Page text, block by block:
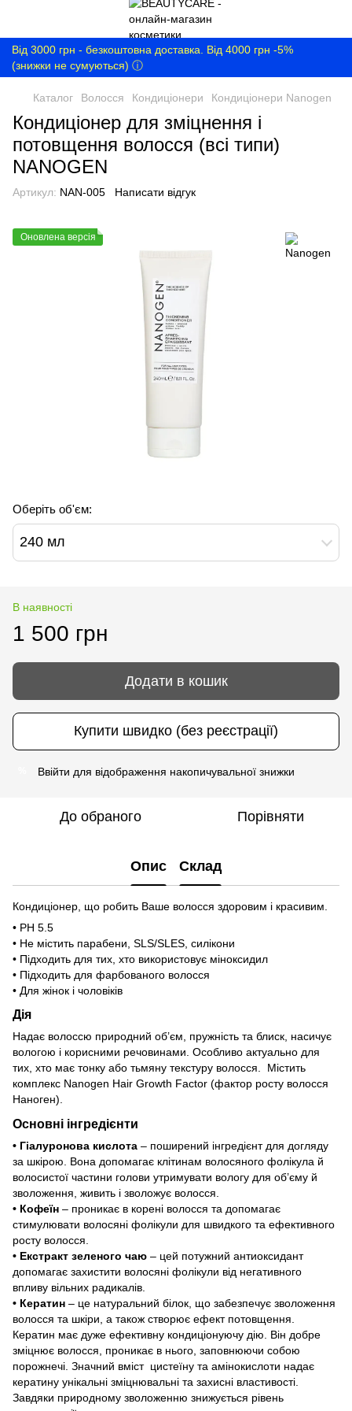
Від 3000 грн - безкоштовна доставка. Від 4000 грн -5%
(знижки не сумуються) ⓘ
Каталог Волосся Кондиціонери Кондиціонери Nanogen
Кондиціонер для зміцнення і
потовщення волосся (всі типи)
NANOGEN
Артикул: NAN-005 Написати відгук
Оновлена версія
Оберіть об'єм:
240 мл
В наявності
1 500 грн
Додати в кошик
Купити швидко (без реєстрації)
Ввійти для відображення накопичувальної знижки
До обраного Порівняти
Опис Склад
Кондиціонер, що робить Ваше волосся здоровим і красивим.
• PH 5.5
• Не містить парабени, SLS/SLES, силікони
• Підходить для тих, хто використовує міноксидил
• Підходить для фарбованого волосся
• Для жінок і чоловіків
Дія
Надає волоссю природний об’єм, пружність та блиск, насичує
вологою і корисними речовинами. Особливо актуально для
тих, хто має тонку або тьмяну текстуру волосся. Містить
комплекс Nanogen Hair Growth Factor (фактор росту волосся
Наноген).
Основні інгредієнти
• Гіалуронова кислота – поширений інгредієнт для догляду
за шкірою. Вона допомагає клітинам волосяного фолікула й
волосистої частини голови утримувати вологу для об’єму й
зволоження, живить і зволожує волосся.
• Кофеїн – проникає в корені волосся та допомагає
стимулювати волосяні фолікули для швидкого та ефективного
росту волосся.
• Екстракт зеленого чаю – цей потужний антиоксидант
допомагає захистити волосяні фолікули від негативного
впливу вільних радикалів.
• Кератин – це натуральний білок, що забезпечує зволоження
волосся та шкіри, а також створює ефект потовщення.
Кератин має дуже ефективну кондиціонуючу дію. Він добре
зміцнює волосся, проникає в нього, заповнюючи собою
порожнечі. Значний вміст цистеїну та амінокислоти надає
кератину унікальні зміцнювальні та захисні властивості.
Завдяки природному зволоженню знижується рівень